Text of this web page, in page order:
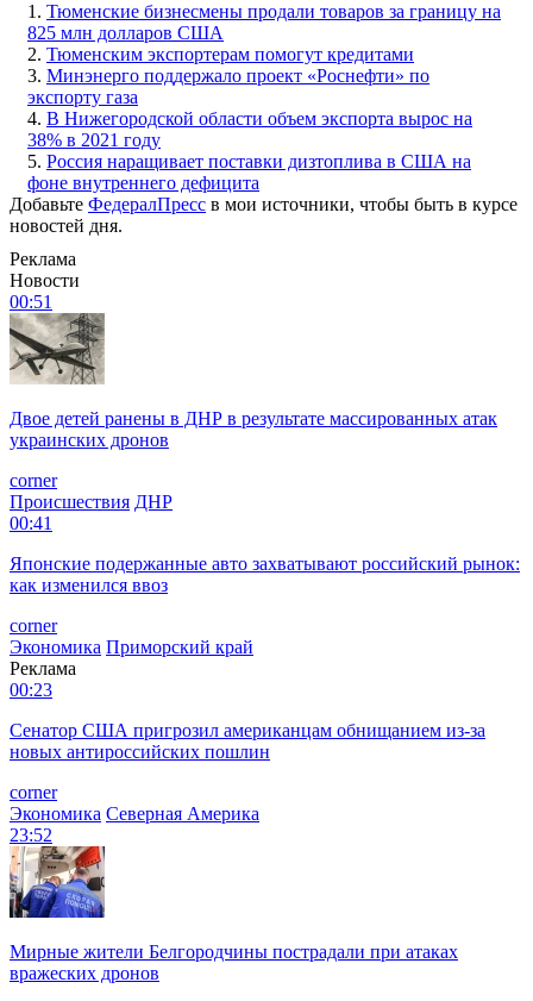
1. Тюменские бизнесмены продали товаров за границу на
825 млн долларов США
2. Тюменским экспортерам помогут кредитами
3. Минэнерго поддержало проект «Роснефти» по
экспорту газа
4. В Нижегородской области объем экспорта вырос на
38% в 2021 году
5. Россия наращивает поставки дизтоплива в США на
фоне внутреннего дефицита
Добавьте ФедералПресс в мои источники, чтобы быть в курсе
новостей дня.
Реклама
Новости
00:51
Двое детей ранены в ДНР в результате массированных атак
украинских дронов
corner
Происшествия ДНР
00:41
Японские подержанные авто захватывают российский рынок:
как изменился ввоз
corner
Экономика Приморский край
Реклама
00:23
Сенатор США пригрозил американцам обнищанием из-за
новых антироссийских пошлин
corner
Экономика Северная Америка
23:52
Мирные жители Белгородчины пострадали при атаках
вражеских дронов